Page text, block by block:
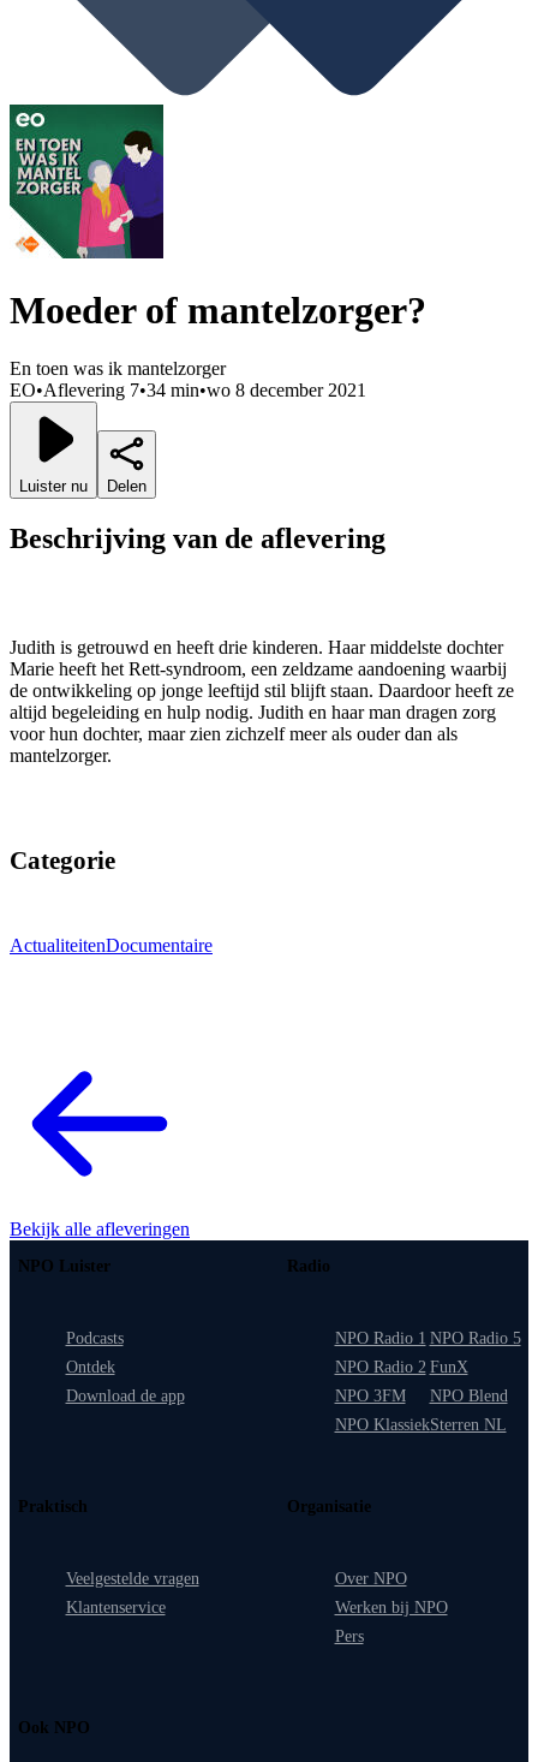
Moeder of mantelzorger?
En toen was ik mantelzorger
EO•Aflevering 7•34 min•wo 8 december 2021
Luister nu Delen
Beschrijving van de aflevering
Judith is getrouwd en heeft drie kinderen. Haar middelste dochter
Marie heeft het Rett-syndroom, een zeldzame aandoening waarbij
de ontwikkeling op jonge leeftijd stil blijft staan. Daardoor heeft ze
altijd begeleiding en hulp nodig. Judith en haar man dragen zorg
voor hun dochter, maar zien zichzelf meer als ouder dan als
mantelzorger.
Categorie
ActualiteitenDocumentaire
Bekijk alle afleveringen
NPO Luister
Podcasts
Ontdek
Download de app
Radio
NPO Radio 1
NPO Radio 2
NPO 3FM
NPO Klassiek
NPO Radio 5
FunX
NPO Blend
Sterren NL
Praktisch
Veelgestelde vragen
Klantenservice
Organisatie
Over NPO
Werken bij NPO
Pers
Ook NPO